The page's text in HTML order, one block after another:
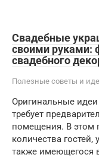
Свадебные
своими руками:
свадебного
Полезные советы и
Оригинальные
требует
помещения. В этом
количества гостей,
также имеющегося